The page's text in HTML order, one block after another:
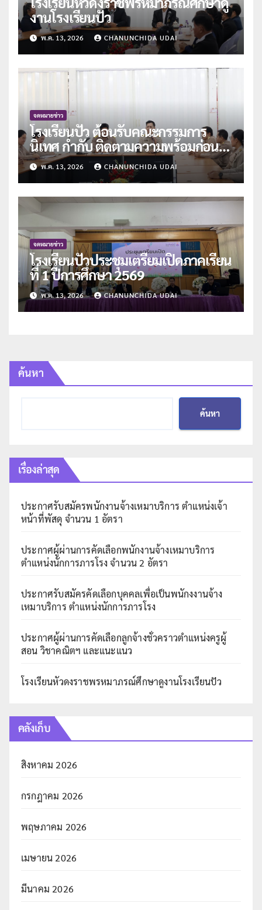
งานโรงเรียนปัว
พ.ค. 13, 2026 CHANUNCHIDA UDAI
จดหมายข่าว
โรงเรียนปัว ต้อนรับคณะกรรมการ
นิเทศ กำกับ ติดตามความพร้อมก่อน
เปิดภาคเรียนที่ 1/2569
พ.ค. 13, 2026 CHANUNCHIDA UDAI
จดหมายข่าว
โรงเรียนปัวประชุมเตรียมเปิดภาคเรียน
ที่ 1 ปีการศึกษา 2569
พ.ค. 13, 2026 CHANUNCHIDA UDAI
ค้นหา
ค้นหา
เรื่องล่าสุด
ประกาศรับสมัครพนักงานจ้างเหมาบริการ ตำแหน่งเจ้า
หน้าที่พัสดุ จำนวน 1 อัตรา
ประกาศผู้ผ่านการคัดเลือกพนักงานจ้างเหมาบริการ
ตำแหน่งนักการภารโรง จำนวน 2 อัตรา
ประกาศรับสมัครคัดเลือกบุคคลเพื่อเป็นพนักงงานจ้าง
เหมาบริการ ตำแหน่งนักการภารโรง
ประกาศผู้ผ่านการคัดเลือกลูกจ้างชั่วคราวตำแหน่งครูผู้
สอน วิชาคณิตฯ และแนะแนว
โรงเรียนหัวดงราชพรหมาภรณ์ศึกษาดูงานโรงเรียนปัว
คลังเก็บ
สิงหาคม 2026
กรกฎาคม 2026
พฤษภาคม 2026
เมษายน 2026
มีนาคม 2026